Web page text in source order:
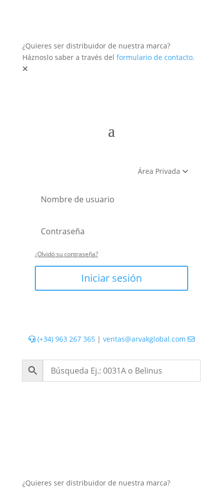
¿Quieres ser distribuidor de nuestra marca?
Háznoslo saber a través del formulario de contacto.
Área Privada
¿Olvidó su contraseña?
Iniciar sesión
(+34) 963 267 365| ventas@arvakglobal.com
¿Quieres ser distribuidor de nuestra marca?